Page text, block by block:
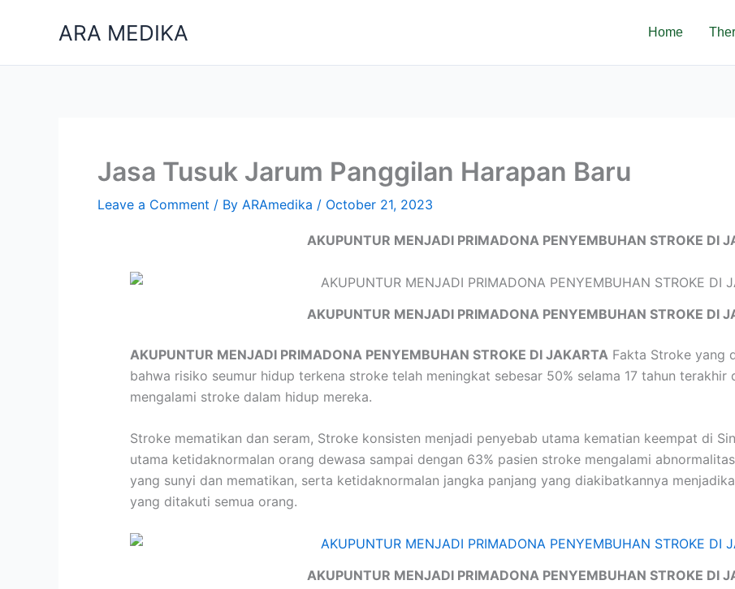
ARA MEDIKA Home
Jasa Tusuk Jarum Panggilan Harapan Baru
Leave a Comment / By ARAmedika / October 21, 2023
AKUPUNTUR MENJADI PRIMADONA PENYEMBUHAN STROKE DI
AKUPUNTUR MENJADI PRIMADONA PENYEMBUHAN STROKE DI
AKUPUNTUR MENJADI PRIMADONA PENYEMBUHAN STROKE DI JAKARTA Fakta Stroke yang
bahwa risiko seumur hidup terkena stroke telah meningkat sebesar 50% selama 17 tahun
mengalami stroke dalam hidup mereka.
Stroke mematikan dan seram, Stroke konsisten menjadi penyebab utama kematian keempat di
utama ketidaknormalan orang dewasa sampai dengan 63% pasien stroke mengalami
yang sunyi dan mematikan, serta ketidaknormalan jangka panjang yang diakibatkannya
yang ditakuti semua orang.
AKUPUNTUR MENJADI PRIMADONA PENYEMBUHAN STROKE DI